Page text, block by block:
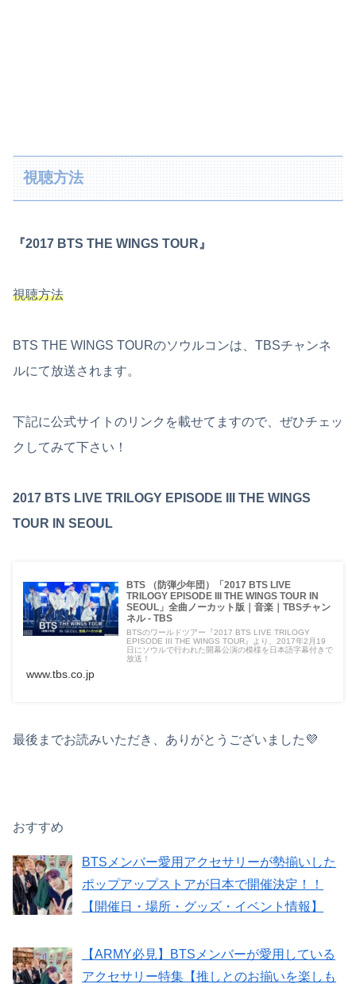
視聴方法
『2017 BTS THE WINGS TOUR』
視聴方法
BTS THE WINGS TOURのソウルコンは、TBSチャンネ
ルにて放送されます。
下記に公式サイトのリンクを載せてますので、ぜひチェッ
クしてみて下さい！
2017 BTS LIVE TRILOGY EPISODE III THE WINGS
TOUR IN SEOUL
BTS （防弾少年団）「2017 BTS LIVE
TRILOGY EPISODE III THE WINGS TOUR IN
SEOUL」全曲ノーカット版｜音楽｜TBSチャン
ネル - TBS
BTSのワールドツアー『2017 BTS LIVE TRILOGY
EPISODE III THE WINGS TOUR』より、2017年2月19
日にソウルで行われた開幕公演の模様を日本語字幕付きで
放送！
www.tbs.co.jp
最後までお読みいただき、ありがとうございました💜
おすすめ
BTSメンバー愛用アクセサリーが勢揃いした
ポップアップストアが日本で開催決定！！
【開催日・場所・グッズ・イベント情報】
【ARMY必見】BTSメンバーが愛用している
アクセサリー特集【推しとのお揃いを楽しも